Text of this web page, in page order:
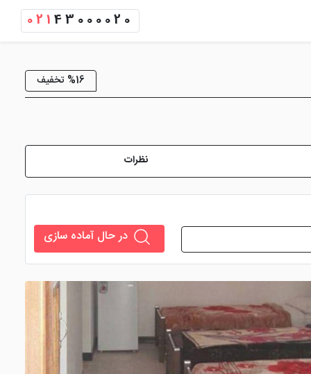
021 43000020
%16 تخفیف
نظرات
در حال آماده سازی